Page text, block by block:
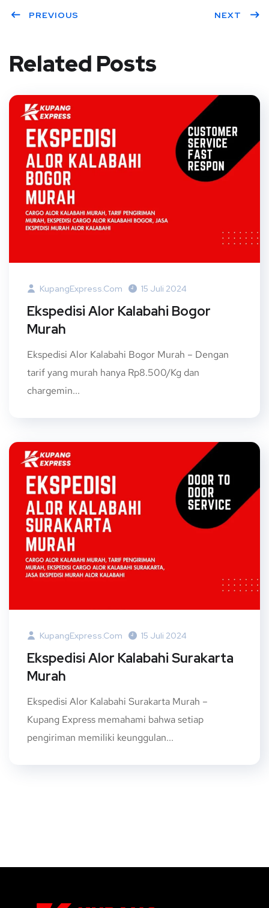
PREVIOUS NEXT
Related Posts
KupangExpress.com 15 Juli 2024
Ekspedisi Alor Kalabahi Bogor
Murah
Ekspedisi Alor Kalabahi Bogor Murah – Dengan
tarif yang murah hanya Rp8.500/Kg dan
chargemin...
KupangExpress.com 15 Juli 2024
Ekspedisi Alor Kalabahi Surakarta
Murah
Ekspedisi Alor Kalabahi Surakarta Murah –
Kupang Express memahami bahwa setiap
pengiriman memiliki keunggulan...